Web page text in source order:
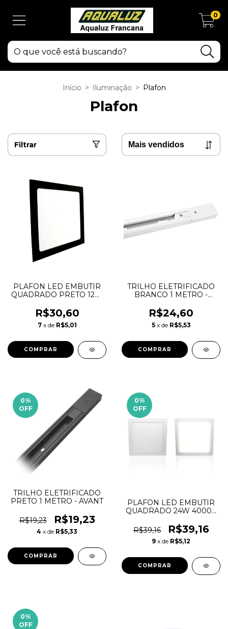
0
Início > Iluminação > Plafon
Plafon
Filtrar
PLAFON LED EMBUTIR
QUADRADO PRETO 12W
R$30,60
7 x de R$5,01
TRILHO ELETRIFICADO
BRANCO 1 METRO -
R$24,60
5 x de R$5,53
0%
OFF
TRILHO ELETRIFICADO
PRETO 1 METRO - AVANT
R$19,23 R$19,23
4 x de R$5,33
0%
OFF
PLAFON LED EMBUTIR
QUADRADO 24W 4000K
R$39,16
R$39,16
9 x de R$5,12
0%
OFF